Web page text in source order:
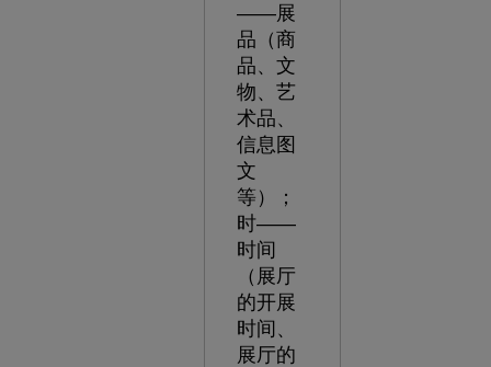
——展
品（商
品、文
物、艺
术品、
信息图
文
等）；
时——
时间
（展厅
的开展
时间、
展厅的